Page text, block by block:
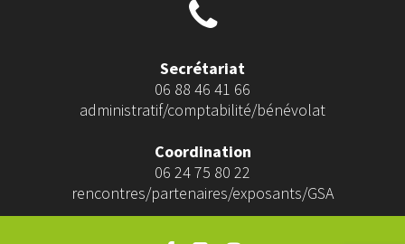
Secrétariat
06 88 46 41 66
administratif/comptabilité/bénévolat
Coordination
06 24 75 80 22
rencontres/partenaires/exposants/GSA